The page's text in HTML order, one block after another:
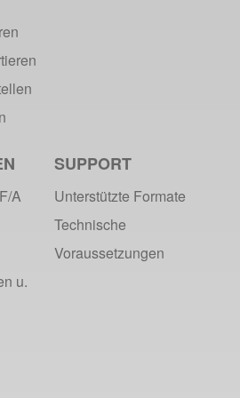
Portals
Büro
Bridge
7
Rückblick
2018
REST
A
u.
SUPPORT
Unterstützte Formate
Technische
Voraussetzungen